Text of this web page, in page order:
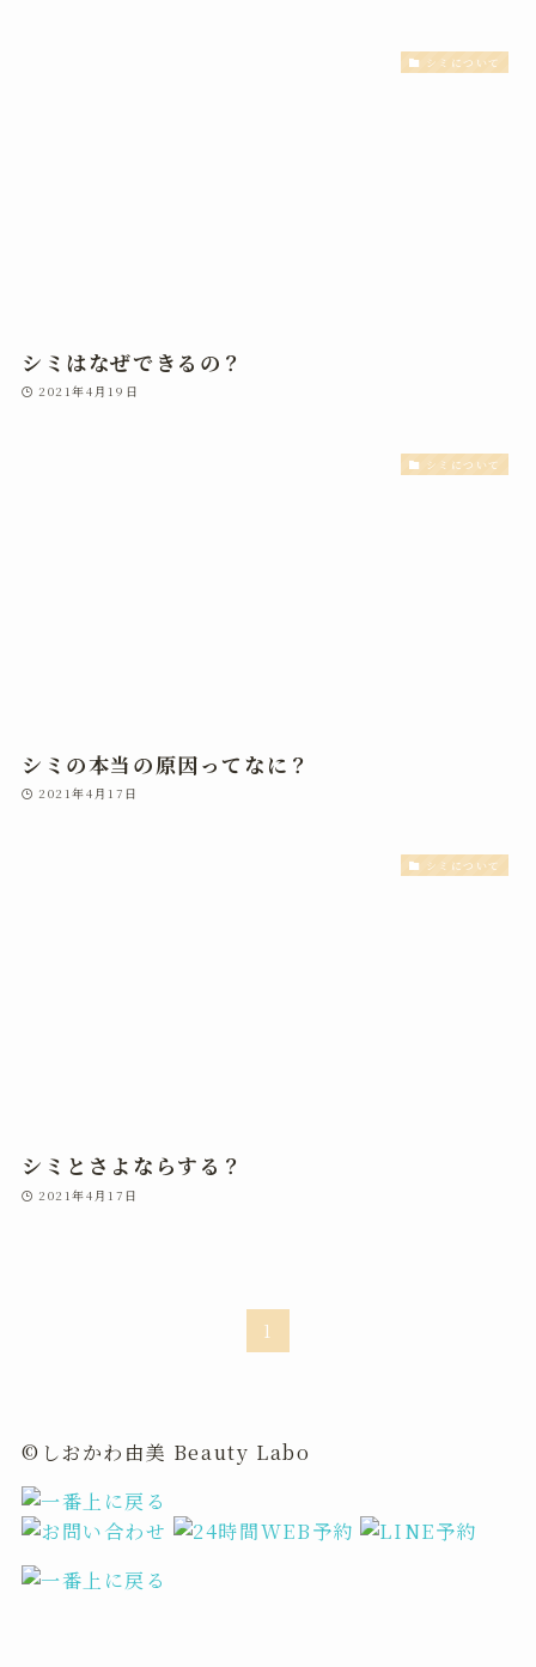
シミについて
シミはなぜできるの？
2021年4月19日
シミについて
シミの本当の原因ってなに？
2021年4月17日
シミについて
シミとさよならする？
2021年4月17日
1
©しおかわ由美 Beauty Labo